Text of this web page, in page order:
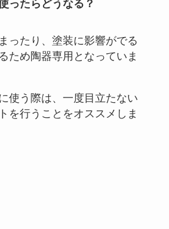
ったらどうなる？
ったり、塗装に影響がでる
ため陶器専用となっていま
使う際は、一度目立たない
を行うことをオススメしま